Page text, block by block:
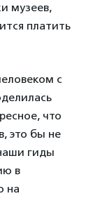
музеев,
платить
с
что
это бы не
гиды
в
на